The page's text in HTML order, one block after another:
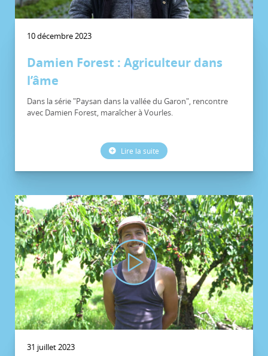
10 décembre 2023
Damien Forest : Agriculteur dans
l’âme
Dans la série "Paysan dans la vallée du Garon", rencontre
avec Damien Forest, maraîcher à Vourles.
Lire la suite
31 juillet 2023